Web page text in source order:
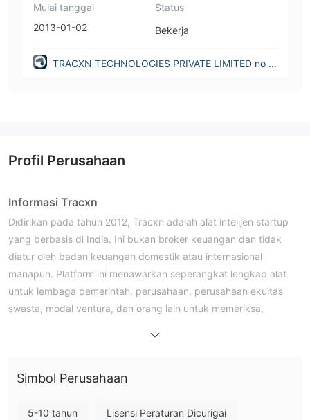
Mulai tanggal
2013-01-02
Status
Bekerja
TRACXN TECHNOLOGIES PRIVATE LIMITED no lo
Profil Perusahaan
Informasi Tracxn
Didirikan pada tahun 2012, Tracxn adalah alat intelijen startup
yang berbasis di India. Ini bukan broker keuangan dan tidak
diatur oleh badan keuangan domestik atau internasional
manapun. Platform ini menawarkan seperangkat lengkap alat
untuk lembaga pemerintah, perusahaan, perusahaan ekuitas
swasta, modal ventura, dan orang lain untuk memeriksa,
Kelebihan dan Kekurangan
penelitian; namun, di bawah otoritas India atau organisasi yang
Simbol Perusahaan
5-10 tahun Lisensi Peraturan Dicurigai